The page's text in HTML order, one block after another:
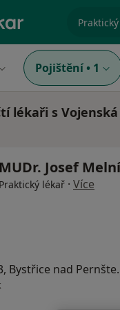
Pojištění • 1
lékaři s
MUDr. Josef
Praktický lékař · Více